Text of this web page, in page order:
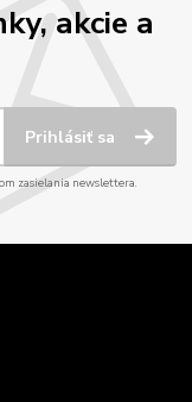
akcie a
Prihlásiť sa
zasielania newslettera.